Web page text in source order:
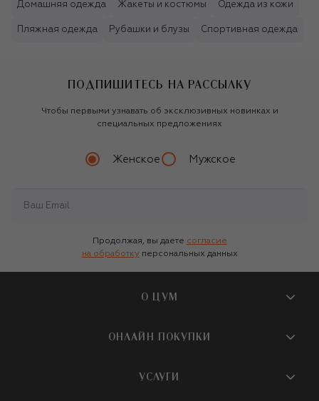
Домашняя одежда Жакеты и костюмы Одежда из кожи
Пляжная одежда Рубашки и блузы Спортивная одежда
ПОДПИШИТЕСЬ НА РАССЫЛКУ
Чтобы первыми узнавать об эксклюзивных новинках и
специальных предложениях
Женское Мужское
Продолжая, вы даете согласие
на обработку персональных данных
О ЦУМ
О магазине
Бутики и ПВЗ ЦУМ
ОНЛАЙН ПОКУПКИ
УСЛУГИ